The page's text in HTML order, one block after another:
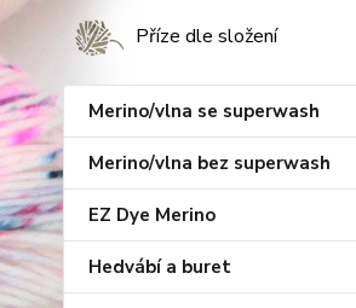
Příze dle složení
Merino/vlna se superwash
Merino/vlna bez superwash
EZ Dye Merino
Hedvábí a buret